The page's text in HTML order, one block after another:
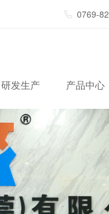
0769-
研发生产 产品中心